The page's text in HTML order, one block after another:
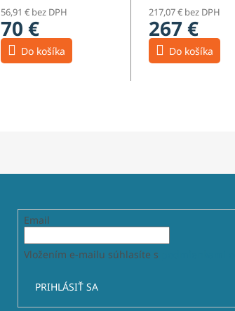
56,91 € bez DPH
70 €
Do košíka
217,07 € bez DPH
267 €
Do košíka
Email
Vložením e-mailu súhlasíte s
PRIHLÁSIŤ SA